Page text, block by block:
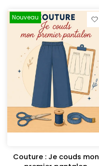
Nouveau
Couture : Je couds mon